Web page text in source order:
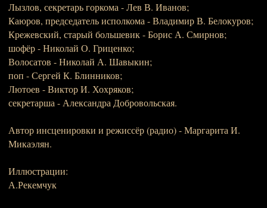
Лызлов, секретарь горкома - Лев В. Иванов;
Каюров, председатель исполкома - Владимир В. Белокуров;
Крежевский, старый большевик - Борис А. Смирнов;
шофёр - Николай О. Гриценко;
Волосатов - Николай А. Шавыкин;
поп - Сергей К. Блинников;
Лютоев - Виктор И. Хохряков;
секретарша - Александра Добровольская.
Автор инсценировки и режиссёр (радио) - Маргарита И.
Микаэлян.
Иллюстрации:
А.Рекемчук